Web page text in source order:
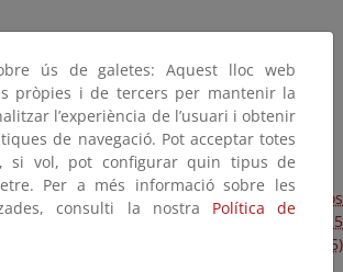
para reparación de los daños
los temporales de enero y febrero de 2015
dunares y playas (Plan Litoral 2015)
ús de galetes: Aquest lloc web
pròpies i de tercers per mantenir la
l’experiència de l’usuari i obtenir
de navegació. Pot acceptar totes
si vol, pot configurar quin tipus de
Per a més informació sobre les
consulti la nostra Política de